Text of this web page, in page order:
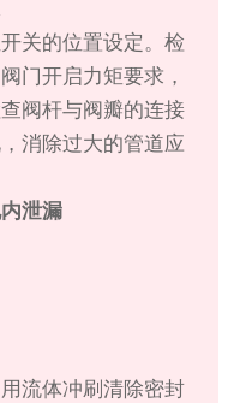
关的位置设定。检
门开启力矩要求，
阀杆与阀瓣的连接
消除过大的管道应
泄漏
流体冲刷清除密封